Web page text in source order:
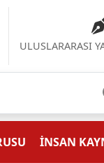
ULUSLARARASI
İNSAN